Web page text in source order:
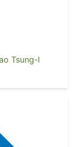
Tsung-I